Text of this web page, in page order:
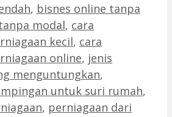
, bisnes online tanpa
modal, cara
kecil, cara
online, jenis
menguntungkan,
untuk suri rumah,
, perniagaan dari